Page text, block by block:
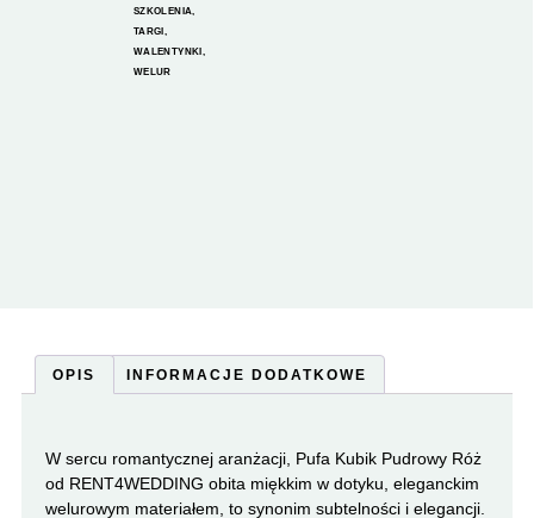
SZKOLENIA
TARGI
WALENTYNKI
WELUR
OPIS INFORMACJE DODATKOWE
W sercu romantycznej aranżacji, Pufa Kubik Pudrowy Róż
od RENT4WEDDING obita miękkim w dotyku, eleganckim
welurowym materiałem, to synonim subtelności i elegancji.